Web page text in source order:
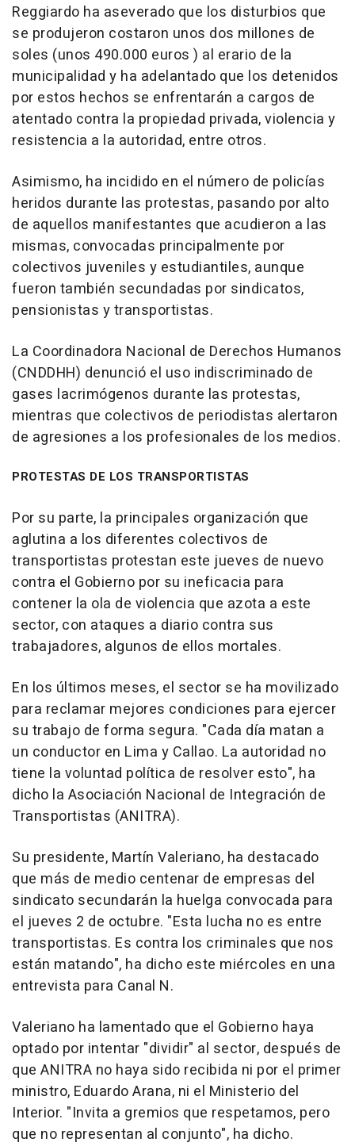
Reggiardo ha aseverado que los disturbios que
se produjeron costaron unos dos millones de
soles (unos 490.000 euros ) al erario de la
municipalidad y ha adelantado que los detenidos
por estos hechos se enfrentarán a cargos de
atentado contra la propiedad privada, violencia y
resistencia a la autoridad, entre otros.
Asimismo, ha incidido en el número de policías
heridos durante las protestas, pasando por alto
de aquellos manifestantes que acudieron a las
mismas, convocadas principalmente por
colectivos juveniles y estudiantiles, aunque
fueron también secundadas por sindicatos,
pensionistas y transportistas.
La Coordinadora Nacional de Derechos Humanos
(CNDDHH) denunció el uso indiscriminado de
gases lacrimógenos durante las protestas,
mientras que colectivos de periodistas alertaron
de agresiones a los profesionales de los medios.
PROTESTAS DE LOS TRANSPORTISTAS
Por su parte, la principales organización que
aglutina a los diferentes colectivos de
transportistas protestan este jueves de nuevo
contra el Gobierno por su ineficacia para
contener la ola de violencia que azota a este
sector, con ataques a diario contra sus
trabajadores, algunos de ellos mortales.
En los últimos meses, el sector se ha movilizado
para reclamar mejores condiciones para ejercer
su trabajo de forma segura. "Cada día matan a
un conductor en Lima y Callao. La autoridad no
tiene la voluntad política de resolver esto", ha
dicho la Asociación Nacional de Integración de
Transportistas (ANITRA).
Su presidente, Martín Valeriano, ha destacado
que más de medio centenar de empresas del
sindicato secundarán la huelga convocada para
el jueves 2 de octubre. "Esta lucha no es entre
transportistas. Es contra los criminales que nos
están matando", ha dicho este miércoles en una
entrevista para Canal N.
Valeriano ha lamentado que el Gobierno haya
optado por intentar "dividir" al sector, después de
que ANITRA no haya sido recibida ni por el primer
ministro, Eduardo Arana, ni el Ministerio del
Interior. "Invita a gremios que respetamos, pero
que no representan al conjunto", ha dicho.